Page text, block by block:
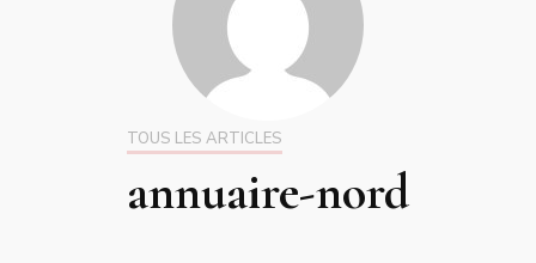
TOUS LES ARTICLES
annuaire-nord